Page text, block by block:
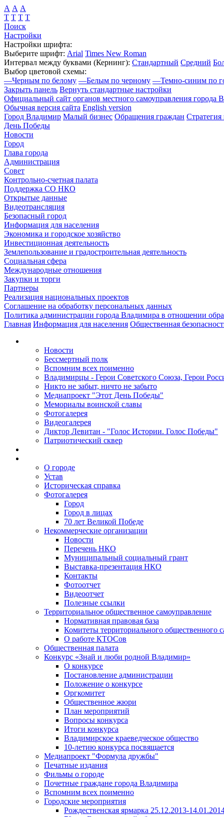
А А А
Т Т Т Т
Поиск
Настройки
Настройки шрифта:
Выберите шрифт: Arial Times New Roman
Интервал между буквами (Кернинг): Стандартный Средний
Выбор цветовой схемы:
—Черным по белому —Белым по черному —Темно-синим по
Закрыть панель Вернуть стандартные настройки
Официальный сайт органов местного самоуправления города
Обычная версия сайта English version
Город Владимир Малый бизнес Обращения граждан Стратегия
День Победы
Новости
Город
Глава города
Администрация
Совет
Контрольно-счетная палата
Поддержка СО НКО
Открытые данные
Видеотрансляция
Безопасный город
Информация для населения
Экономика и городское хозяйство
Инвестиционная деятельность
Землепользование и градостроительная деятельность
Социальная сфера
Международные отношения
Закупки и торги
Партнеры
Реализация национальных проектов
Соглашение на обработку персональных данных
Политика администрации города Владимира в отношении
Главная Информация для населения Общественная
Новости
Бессмертный полк
Вспомним всех поименно
Владимирцы - Герои Советского Союза, Герои
Никто не забыт, ничто не забыто
Медиапроект "Этот День Победы"
Мемориалы воинской славы
Фотогалерея
Видеогалерея
Диктор Левитан - "Голос Истории. Голос Победы"
Патриотический сквер
О городе
Устав
Историческая справка
Фотогалерея
Город
Город в лицах
70 лет Великой Победе
Некоммерческие организации
Новости
Перечень НКО
Муниципальный социальный грант
Выставка-презентация НКО
Контакты
Фотоотчет
Видеоотчет
Полезные ссылки
Территориальное общественное самоуправление
Нормативная правовая база
Комитеты территориального общественного
О работе КТОСов
Общественная палата
Конкурс «Знай и люби родной Владимир»
О конкурсе
Постановление администрации
Положение о конкурсе
Оргкомитет
Общественное жюри
План мероприятий
Вопросы конкурса
Итоги конкурса
Владимирское краеведческое общество
10-летию конкурса посвящается
Медиапроект "Формула дружбы"
Печатные издания
Фильмы о городе
Почетные граждане города Владимира
Вспомним всех поименно
Городские мероприятия
Рождественская ярмарка 25.12.2013-